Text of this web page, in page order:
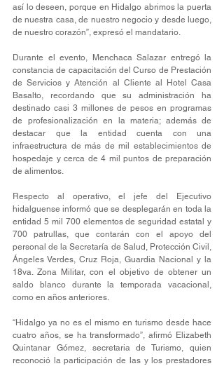
así lo deseen, porque en Hidalgo abrimos la puerta
de nuestra casa, de nuestro negocio y desde luego,
de nuestro corazón”, expresó el mandatario.
Durante el evento, Menchaca Salazar entregó la
constancia de capacitación del Curso de Prestación
de Servicios y Atención al Cliente al Hotel Casa
Basalto, recordando que su administración ha
destinado casi 3 millones de pesos en programas
de profesionalización en la materia; además de
destacar que la entidad cuenta con una
infraestructura de más de mil establecimientos de
hospedaje y cerca de 4 mil puntos de preparación
de alimentos.
Respecto al operativo, el jefe del Ejecutivo
hidalguense informó que se desplegarán en toda la
entidad 5 mil 700 elementos de seguridad estatal y
700 patrullas, que contarán con el apoyo del
personal de la Secretaría de Salud, Protección Civil,
Ángeles Verdes, Cruz Roja, Guardia Nacional y la
18va. Zona Militar, con el objetivo de obtener un
saldo blanco durante la temporada vacacional,
como en años anteriores.
“Hidalgo ya no es el mismo en turismo desde hace
cuatro años, se ha transformado”, afirmó Elizabeth
Quintanar Gómez, secretaria de Turismo, quien
reconoció la participación de las y los prestadores